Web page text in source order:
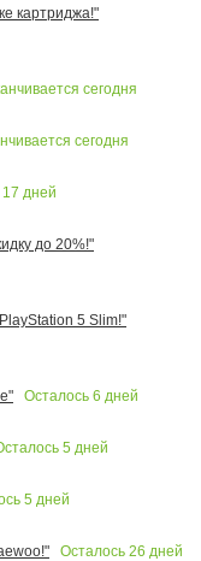
картриджа!"
сегодня
сегодня
17 дней
до 20%!"
5 Slim!"
Осталось 6 дней
5 дней
5 дней
Осталось 26 дней